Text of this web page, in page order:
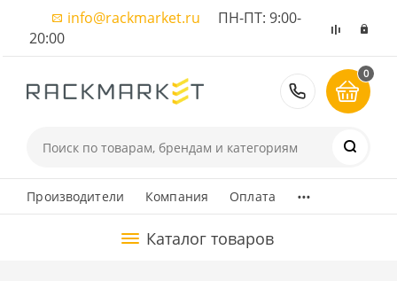
info@rackmarket.ru ПН-ПТ: 9:00-
20:00
8 (495)
0
Производители Компания Оплата ...
Каталог товаров